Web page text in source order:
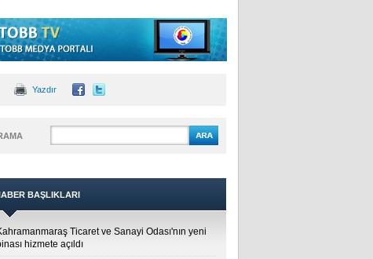
Yazdır
BAŞLIKLARI
Ticaret ve Sanayi Odası'nın yeni
hizmete açıldı